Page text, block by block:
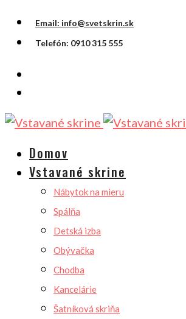
Email: info@svetskrin.sk
Telefón: 0910 315 555
Domov
Vstavané skrine
Nábytok na mieru
Spálňa
Detská izba
Obývačka
Chodba
Kancelárie
Šatníková skriňa